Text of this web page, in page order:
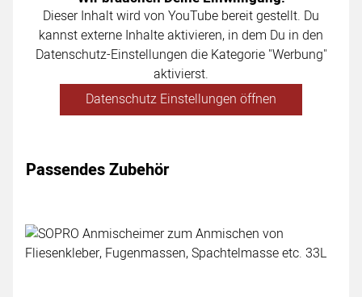
Dieser Inhalt wird von YouTube bereit gestellt. Du
kannst externe Inhalte aktivieren, in dem Du in den
Datenschutz-Einstellungen die Kategorie "Werbung"
aktivierst.
Datenschutz Einstellungen öffnen
Passendes Zubehör
Zubehör überspringen